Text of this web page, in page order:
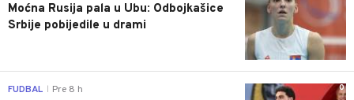
Moćna Rusija pala u Ubu: Odbojkašice
Srbije pobijedile u drami
0
FUDBAL Pre 8 h